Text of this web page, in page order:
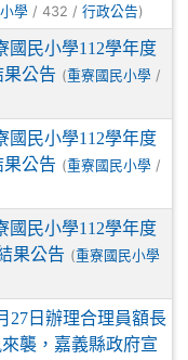
學 / 432 / 行政公告)
國民小學112學年度
果公告 (重寮國民小學 /
國民小學112學年度
果公告 (重寮國民小學 /
國民小學112學年度
果公告 (重寮國民小學
27日辦理合理員額長
襲，嘉義縣政府宣